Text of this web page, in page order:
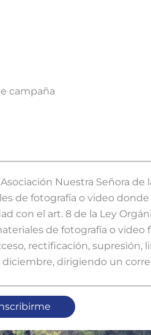
campaña
Nuestra Señora de
de fotografía o video
el art. 8 de la Ley
de fotografía o video
rectificación,
diciembre, dirigiendo un